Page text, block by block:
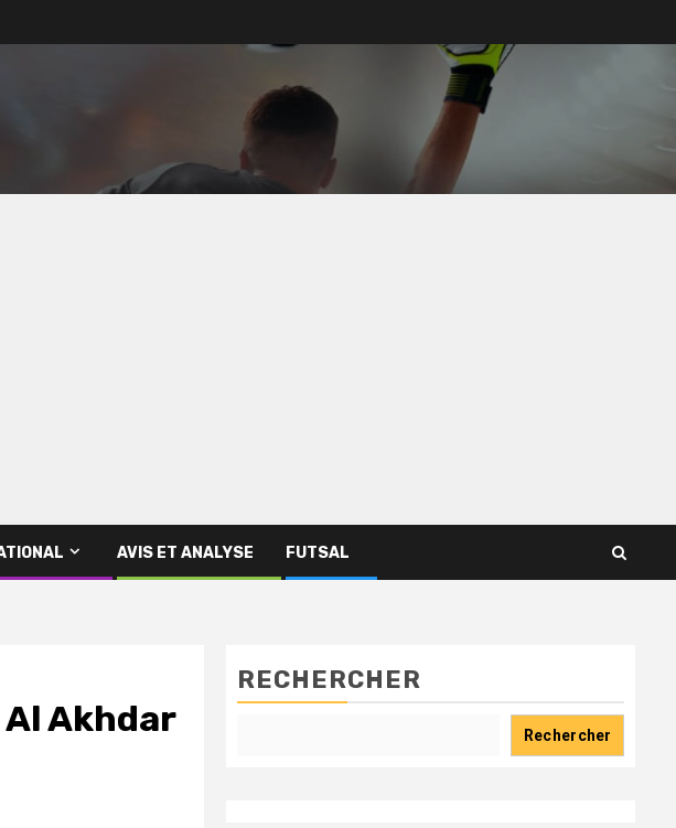
AVIS ET ANALYSE FUTSAL
Al Akhdar
RECHERCHER
Rechercher